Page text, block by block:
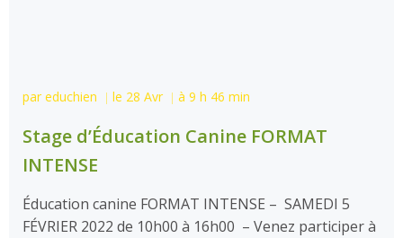
par educhien | le 28 Avr | à 9 h 46 min
Stage d’Éducation Canine FORMAT
INTENSE
Éducation canine FORMAT INTENSE – SAMEDI 5
FÉVRIER 2022 de 10h00 à 16h00 – Venez participer à